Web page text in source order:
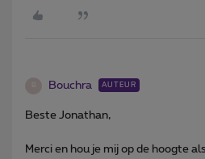
Bouchra AUTEUR
Beste Jonathan,
Merci en hou je mij op de hoogte